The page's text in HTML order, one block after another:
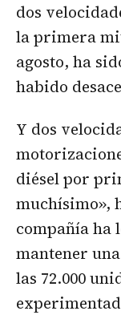
dos
la primera
agosto, ha
habido
Y dos
diésel por
muchísimo»,
compañía ha
mantener
las 72.000